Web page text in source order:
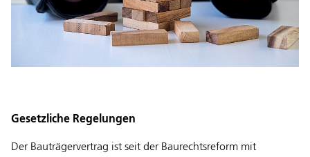
Gesetzliche Regelungen
Der Bauträgervertrag ist seit der Baurechtsreform mit